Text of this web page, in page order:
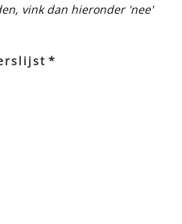
vink dan hieronder 'nee'
*